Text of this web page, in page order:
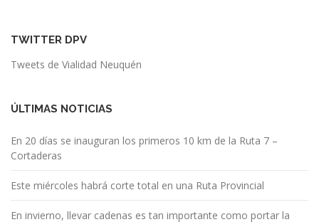
TWITTER DPV
Tweets de Vialidad Neuquén
ÚLTIMAS NOTICIAS
En 20 días se inauguran los primeros 10 km de la Ruta 7 –
Cortaderas
Este miércoles habrá corte total en una Ruta Provincial
En invierno, llevar cadenas es tan importante como portar la